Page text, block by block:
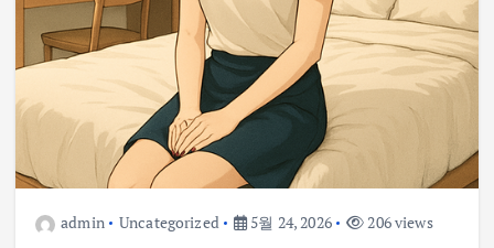
admin Uncategorized 5월 24, 2026 206 views